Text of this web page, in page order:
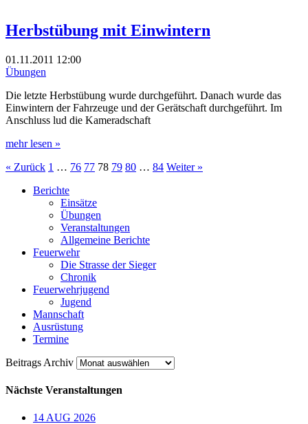
Herbstübung mit Einwintern
01.11.2011 12:00
Übungen
Die letzte Herbstübung wurde durchgeführt. Danach wurde das
Einwintern der Fahrzeuge und der Gerätschaft durchgeführt. Im
Anschluss lud die Kameradschaft
mehr lesen »
« Zurück 1 … 76 77 78 79 80 … 84 Weiter »
Berichte
Einsätze
Übungen
Veranstaltungen
Allgemeine Berichte
Feuerwehr
Die Strasse der Sieger
Chronik
Feuerwehrjugend
Jugend
Mannschaft
Ausrüstung
Termine
Beitrags Archiv Beitrags
Nächste Veranstaltungen
14 AUG 2026